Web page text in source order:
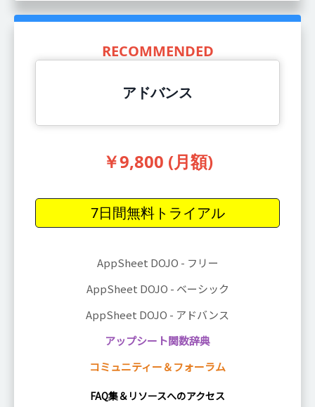
RECOMMENDED
アドバンス
￥9,800 (月額)
7日間無料トライアル
AppSheet DOJO - フリー
AppSheet DOJO - ベーシック
AppSheet DOJO - アドバンス
アップシート関数辞典
コミュニティー＆フォーラム
FAQ集＆リソースへのアクセス